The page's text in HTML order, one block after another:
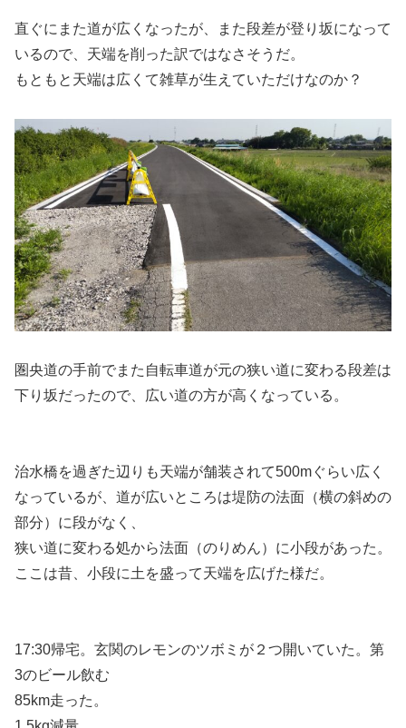
直ぐにまた道が広くなったが、また段差が登り坂になって
いるので、天端を削った訳ではなさそうだ。
もともと天端は広くて雑草が生えていただけなのか？
圏央道の手前でまた自転車道が元の狭い道に変わる段差は
下り坂だったので、広い道の方が高くなっている。
治水橋を過ぎた辺りも天端が舗装されて500mぐらい広く
なっているが、道が広いところは堤防の法面（横の斜めの
部分）に段がなく、
狭い道に変わる処から法面（のりめん）に小段があった。
ここは昔、小段に土を盛って天端を広げた様だ。
17:30帰宅。玄関のレモンのツボミが２つ開いていた。第
3のビール飲む
85km走った。